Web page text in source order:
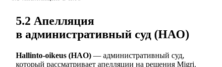
5.2 Апелляция
в административный суд (HAO)
Hallinto-oikeus (HAO) — административный суд,
который рассматривает апелляции на решения Migri.